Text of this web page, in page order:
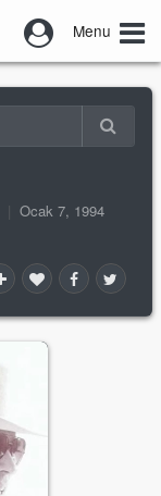
Menu
Ocak 7, 1994